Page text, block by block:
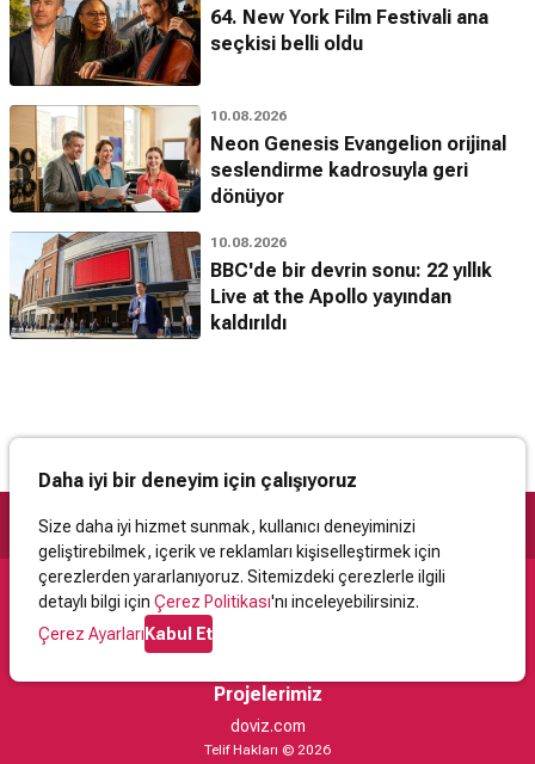
64. New York Film Festivali ana
seçkisi belli oldu
10.08.2026
Neon Genesis Evangelion orijinal
seslendirme kadrosuyla geri
dönüyor
10.08.2026
BBC'de bir devrin sonu: 22 yıllık
Live at the Apollo yayından
kaldırıldı
Daha iyi bir deneyim için çalışıyoruz
Size daha iyi hizmet sunmak, kullanıcı deneyiminizi
geliştirebilmek, içerik ve reklamları kişiselleştirmek için
çerezlerden yararlanıyoruz. Sitemizdeki çerezlerle ilgili
detaylı bilgi için Çerez Politikası'nı inceleyebilirsiniz.
Çerez AyarlarıKabul Et
Destek
İletişimYardımKullanıcı Sözleşmesi
Projelerimiz
doviz.com
Telif Hakları © 2026